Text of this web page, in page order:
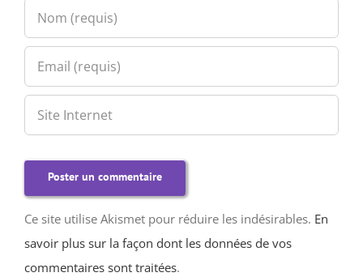
Ce site utilise Akismet pour réduire les indésirables. En
savoir plus sur la façon dont les données de vos
commentaires sont traitées.